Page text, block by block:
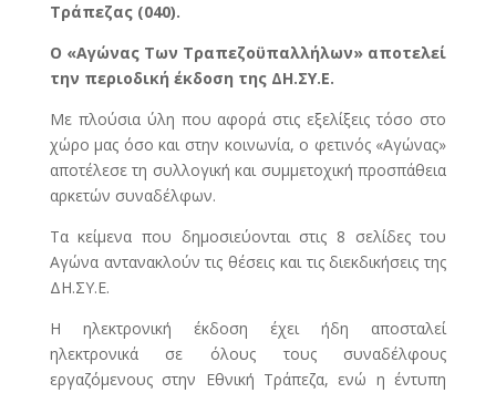
Τράπεζας (040).
Ο «Αγώνας Των Τραπεζοϋπαλλήλων» αποτελεί
την περιοδική έκδοση της ΔΗ.ΣΥ.Ε.
Με πλούσια ύλη που αφορά στις εξελίξεις τόσο στο
χώρο μας όσο και στην κοινωνία, ο φετινός «Αγώνας»
αποτέλεσε τη συλλογική και συμμετοχική προσπάθεια
αρκετών συναδέλφων.
Τα κείμενα που δημοσιεύονται στις 8 σελίδες του
Αγώνα αντανακλούν τις θέσεις και τις διεκδικήσεις της
ΔΗ.ΣΥ.Ε.
Η ηλεκτρονική έκδοση έχει ήδη αποσταλεί
ηλεκτρονικά σε όλους τους συναδέλφους
εργαζόμενους στην Εθνική Τράπεζα, ενώ η έντυπη